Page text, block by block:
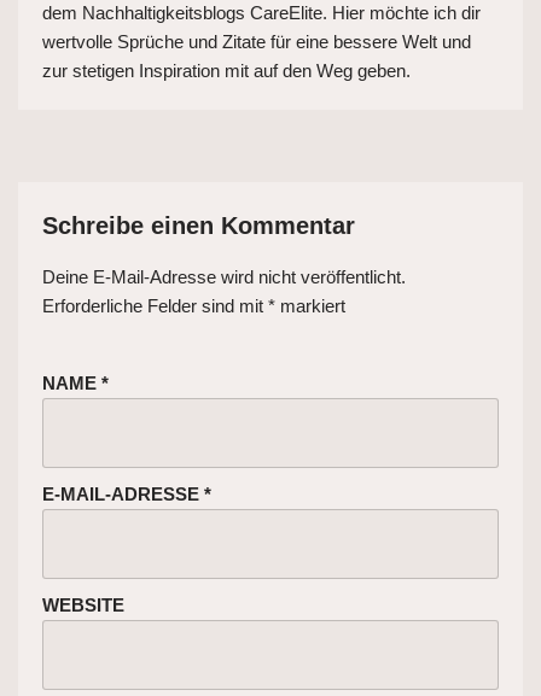
dem Nachhaltigkeitsblogs CareElite. Hier möchte ich dir
wertvolle Sprüche und Zitate für eine bessere Welt und
zur stetigen Inspiration mit auf den Weg geben.
Schreibe einen Kommentar
Deine E-Mail-Adresse wird nicht veröffentlicht.
Erforderliche Felder sind mit * markiert
NAME *
E-MAIL-ADRESSE *
WEBSITE